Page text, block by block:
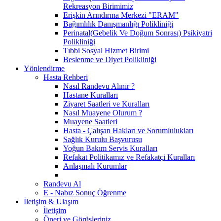
Rekreasyon Birimimiz
Erişkin Arındırma Merkezi "ERAM"
Bağımlılık Danışmanlığı Polikliniği
Perinatal(Gebelik Ve Doğum Sonrası) Psikiyatri
Polikliniği
Tıbbi Sosyal Hizmet Birimi
Beslenme ve Diyet Polikliniği
Yönlendirme
Hasta Rehberi
Nasıl Randevu Alınır ?
Hastane Kuralları
Ziyaret Saatleri ve Kuralları
Nasıl Muayene Olurum ?
Muayene Saatleri
Hasta - Çalışan Hakları ve Sorumlulukları
Sağlık Kurulu Başvurusu
Yoğun Bakım Servis Kuralları
Refakat Politikamız ve Refakatçi Kuralları
Anlaşmalı Kurumlar
Randevu Al
E - Nabız Sonuç Öğrenme
İletişim & Ulaşım
İletişim
Öneri ve Görüşleriniz